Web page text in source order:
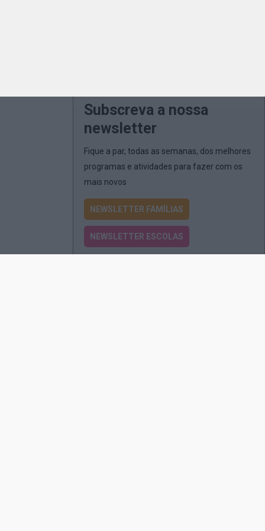
Subscreva a nossa
newsletter
Fique a par, todas as semanas, dos melhores
programas e atividades para fazer com os
mais novos
NEWSLETTER FAMÍLIAS
NEWSLETTER ESCOLAS